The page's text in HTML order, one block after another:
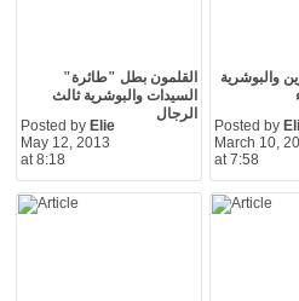
القلمون بطل "طائرة"
السيدات والبوشرية ثالث
الرجال
Posted by Elie
May 12, 2013
at 8:18
والبوشرية
Posted by
March 10,
at 7:58